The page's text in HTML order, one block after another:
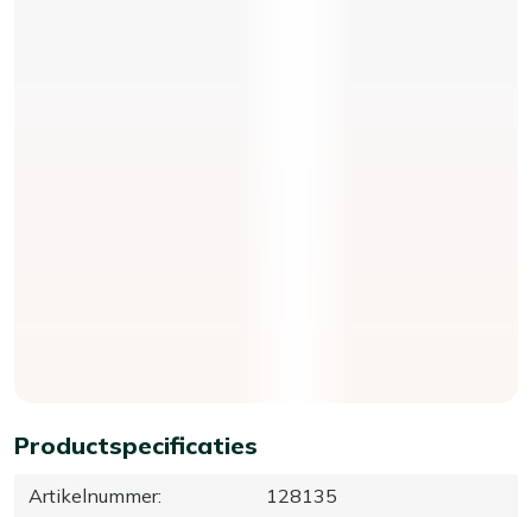
Productspecificaties
Artikelnummer:
128135